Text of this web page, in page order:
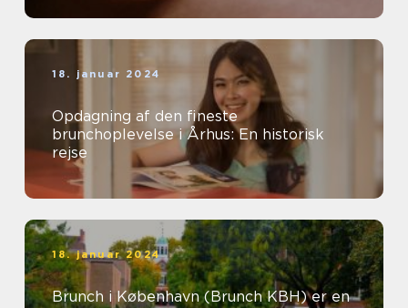
18. januar 2024
Opdagning af den fineste
brunchoplevelse i Århus: En historisk
rejse
18. januar 2024
Brunch i København (Brunch KBH) er en